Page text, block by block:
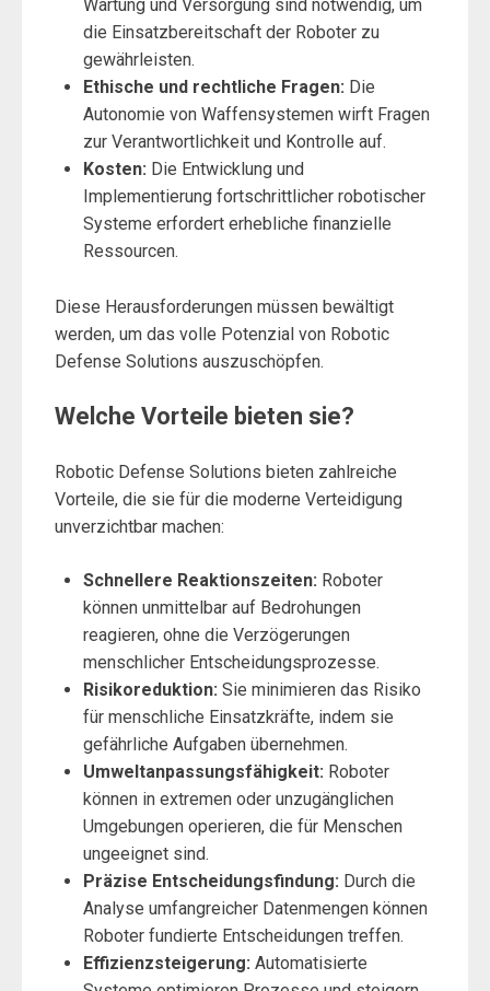
Wartung und Versorgung sind notwendig, um
die Einsatzbereitschaft der Roboter zu
gewährleisten.
Ethische und rechtliche Fragen: Die
Autonomie von Waffensystemen wirft Fragen
zur Verantwortlichkeit und Kontrolle auf.
Kosten: Die Entwicklung und
Implementierung fortschrittlicher robotischer
Systeme erfordert erhebliche finanzielle
Ressourcen.
Diese Herausforderungen müssen bewältigt
werden, um das volle Potenzial von Robotic
Defense Solutions auszuschöpfen.
Welche Vorteile bieten sie?
Robotic Defense Solutions bieten zahlreiche
Vorteile, die sie für die moderne Verteidigung
unverzichtbar machen:
Schnellere Reaktionszeiten: Roboter
können unmittelbar auf Bedrohungen
reagieren, ohne die Verzögerungen
menschlicher Entscheidungsprozesse.
Risikoreduktion: Sie minimieren das Risiko
für menschliche Einsatzkräfte, indem sie
gefährliche Aufgaben übernehmen.
Umweltanpassungsfähigkeit: Roboter
können in extremen oder unzugänglichen
Umgebungen operieren, die für Menschen
ungeeignet sind.
Präzise Entscheidungsfindung: Durch die
Analyse umfangreicher Datenmengen können
Roboter fundierte Entscheidungen treffen.
Effizienzsteigerung: Automatisierte